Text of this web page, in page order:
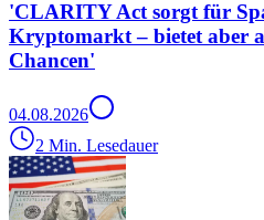
'CLARITY Act sorgt für
Kryptomarkt – bietet aber
Chancen'
04.08.2026
2 Min. Lesedauer